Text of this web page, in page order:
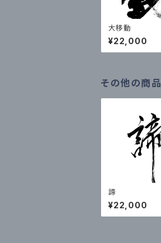
大移動
¥22,000
その他の商品
諦
¥22,000